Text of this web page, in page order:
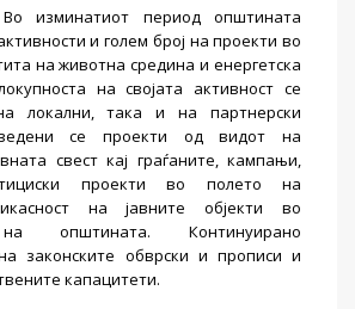
Во изминатиот период општината
и голем број на проекти во
на животна средина и енергетска
на својата активност се
локални, така и на партнерски
се проекти од видот на
свест кај граѓаните, кампањи,
проекти во полето на
на јавните објекти во
општината. Континуирано
законските обврски и прописи и
капацитети.